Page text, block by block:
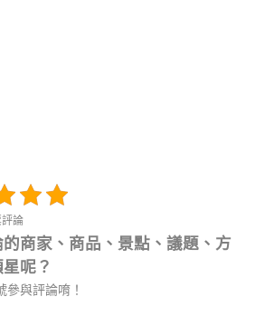
論
商家、商品、景點、議題、方
呢？
與評論唷！